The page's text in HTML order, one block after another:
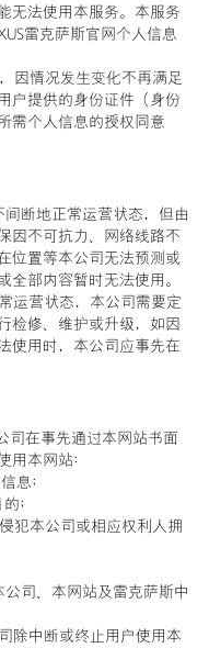
无法使用本服务。本服务
雷克萨斯官网个人信息
因情况发生变化不再满足
户提供的身份证件（身份
需个人信息的授权同意
断地正常运营状态，但由
因不可抗力、网络线路不
位置等本公司无法预测或
全部内容暂时无法使用。
运营状态，本公司需要定
检修、维护或升级，如因
使用时，本公司应事先在
司在事先通过本网站书面
用本网站：
息；
；
犯本公司或相应权利人拥
公司、本网站及雷克萨斯中
除中断或终止用户使用本